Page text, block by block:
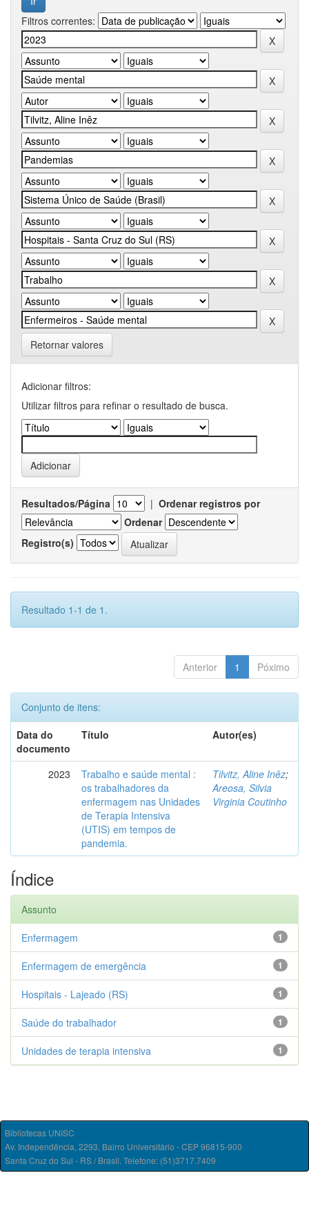
Filtros correntes:
Retornar valores
Adicionar filtros:
Utilizar filtros para refinar o resultado de busca.
Resultados/Página | Ordenar registros por
Ordenar
Registro(s)
Resultado 1-1 de 1.
Anterior 1 Póximo
Conjunto de itens:
Data do
documento
Título Autor(es)
2023
Trabalho e saúde mental :
os trabalhadores da
enfermagem nas Unidades
de Terapia Intensiva
(UTIS) em tempos de
pandemia.
Tilvitz, Aline Inêz;
Areosa, Silvia
Virginia Coutinho
Índice
Assunto
1
Enfermagem
1
Enfermagem de emergência
1
Hospitais - Lajeado (RS)
1
Saúde do trabalhador
1
Unidades de terapia intensiva
Bibliotecas UNISC
Av. Independência, 2293, Bairro Universitário - CEP 96815-900
Santa Cruz do Sul - RS / Brasil. Telefone: (51)3717.7409